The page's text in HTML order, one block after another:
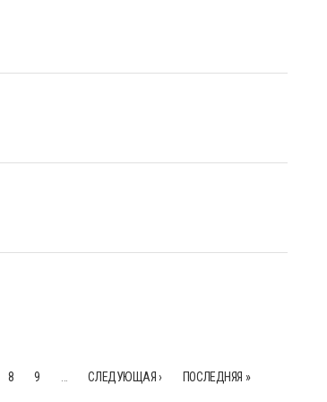
8 9 СЛЕДУЮЩАЯ › ПОСЛЕДНЯЯ »